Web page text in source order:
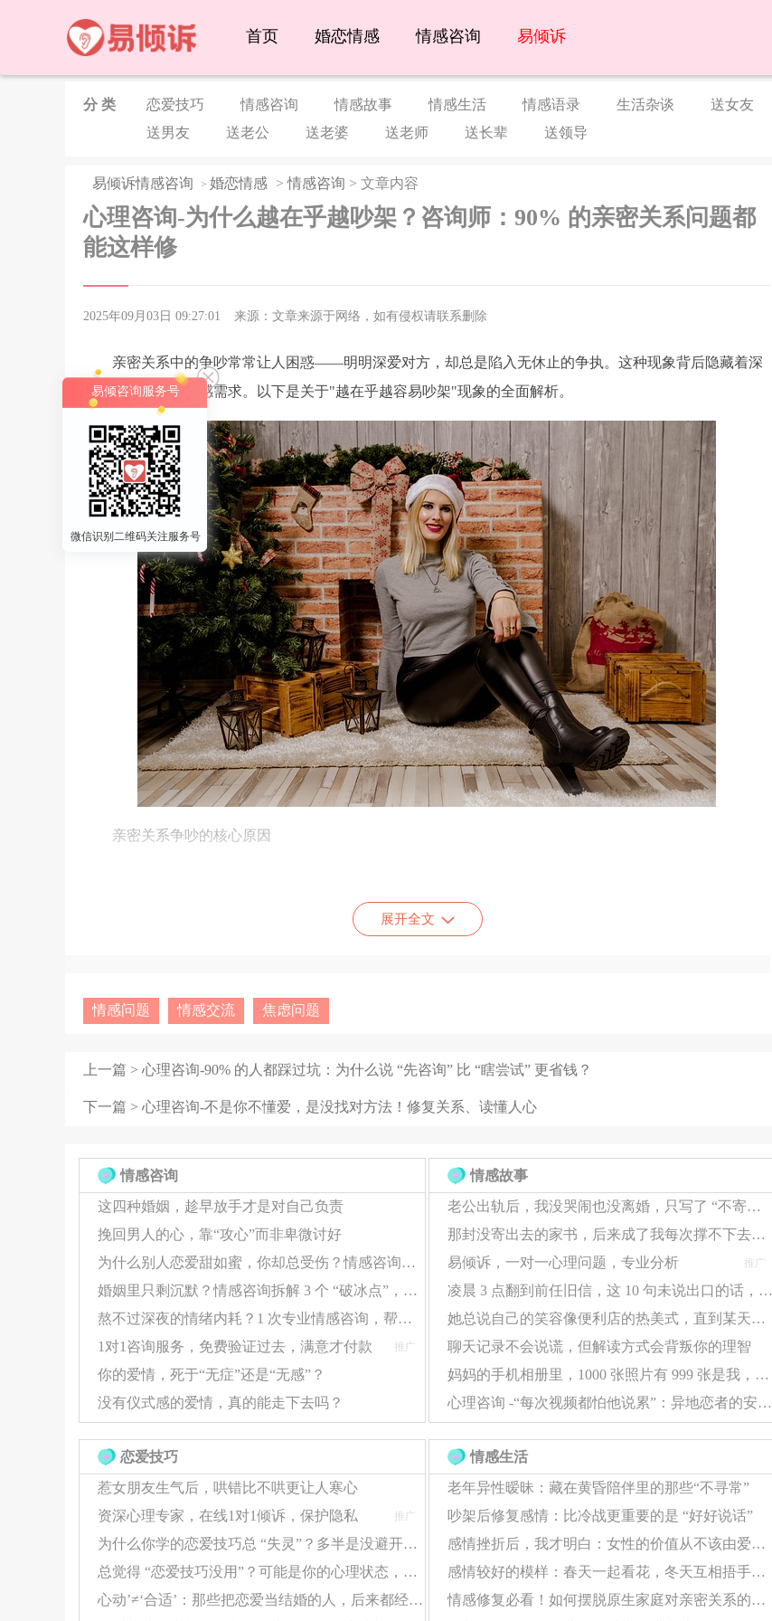
首页 婚恋情感 情感咨询 易倾诉
分 类 恋爱技巧 情感咨询 情感故事 情感生活 情感语录 生活杂谈 送女友
送男友
送老公 送老婆 送老师 送长辈 送领导
易倾诉情感咨询 > 婚恋情感 >情感咨询 > 文章内容
心理咨询-为什么越在乎越吵架？咨询师：90% 的亲密关系问题都
能这样修
2025年09月03日 09:27:01 来源：文章来源于网络，如有侵权请联系删除
亲密关系中的争吵常常让人困惑——明明深爱对方，却总是陷入无休止的争执。这种现象背后隐藏着深
刻的心理机制和情感需求。以下是关于"越在乎越容易吵架"现象的全面解析。
亲密关系争吵的核心原因
心理学研究表明，78%的伴侣将"最激烈的争吵"对象指向最亲密的人
这种期待落差往往成为争吵的导火索
界限感的模糊化
我们不再谨慎考虑言行对伴侣的影响
潜意识认为"无论如何对方都应该接纳真实的自己"
安全感的反向表达
争吵常常是对深层情感需求的一种扭曲表达
例如：对方没有及时回应关心，真正在意的是被重视的程度
情绪爆发背后往往隐藏着对关系稳定性的担忧
争吵背后的心理类型分析
心理学依恋理论将人分为三种类型，不同类型的人在冲突中有不同表现：
安全型：能相对理性地处理冲突，恢复较快
：通过"追问"和"确认"来缓解不安全感
展开全文
情感问题 情感交流 焦虑问题
上一篇 > 心理咨询-90% 的人都踩过坑：为什么说 “先咨询” 比 “瞎尝试” 更省钱？
下一篇 > 心理咨询-不是你不懂爱，是没找对方法！修复关系、读懂人心
情感咨询
这四种婚姻，趁早放手才是对自己负责
挽回男人的心，靠“攻心”而非卑微讨好
为什么别人恋爱甜如蜜，你却总受伤？情感咨询帮你揪出 “情感盲区”
婚姻里只剩沉默？情感咨询拆解 3 个 “破冰点”，让爱重新流动
熬不过深夜的情绪内耗？1 次专业情感咨询，帮你把 “心结” 捋顺
1对1咨询服务，免费验证过去，满意才付款
推广
你的爱情，死于“无症”还是“无感”？
没有仪式感的爱情，真的能走下去吗？
情感故事
老公出轨后，我没哭闹也没离婚，只写了 “不寄之信”
那封没寄出去的家书，后来成了我每次撑不下去时的 “救命符”
易倾诉，一对一心理问题，专业分析
推广
凌晨 3 点翻到前任旧信，这 10 句未说出口的话，看哭了 10000 人
她总说自己的笑容像便利店的热美式，直到某天我发现，那杯咖啡早就凉透了
聊天记录不会说谎，但解读方式会背叛你的理智
妈妈的手机相册里，1000 张照片有 999 张是我，却没有一张她自己
心理咨询 -“每次视频都怕他说累”：异地恋者的安全感缺失，该怎么靠自己补回来？
恋爱技巧
惹女朋友生气后，哄错比不哄更让人寒心
资深心理专家，在线1对1倾诉，保护隐私
推广
为什么你学的恋爱技巧总 “失灵”？多半是没避开这 3 个隐形误区
总觉得 “恋爱技巧没用”？可能是你的心理状态，在悄悄拖后腿
心动’≠‘合适’：那些把恋爱当结婚的人，后来都经历了什么？
情感生活
老年异性暧昧：藏在黄昏陪伴里的那些“不寻常”
吵架后修复感情：比冷战更重要的是 “好好说话”
感情挫折后，我才明白：女性的价值从不该由爱情定义
感情较好的模样：春天一起看花，冬天互相捂手，无需刻意庆祝每一天
情感修复必看！如何摆脱原生家庭对亲密关系的负面影响
易倾咨询服务号
微信识别二维码关注服务号